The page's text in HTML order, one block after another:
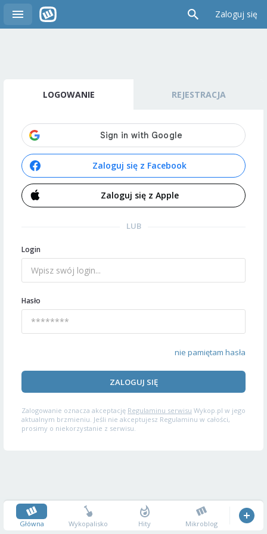
Zaloguj się
LOGOWANIE REJESTRACJA
Zaloguj się z Facebook
Zaloguj się z Apple
LUB
Login
Hasło
nie pamiętam hasła
ZALOGUJ SIĘ
Zalogowanie oznacza akceptację Regulaminu serwisu Wykop.pl w jego
aktualnym brzmieniu. Jeśli nie akceptujesz Regulaminu w całości,
prosimy o niekorzystanie z serwisu.
Główna Wykopalisko Hity Mikroblog